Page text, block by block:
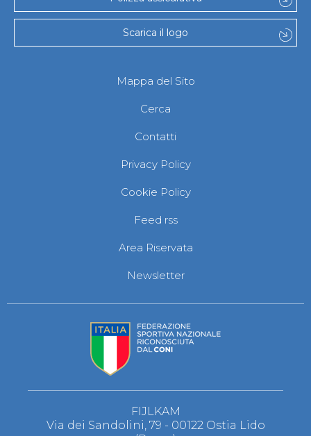
Scarica il logo
Mappa del Sito
Cerca
Contatti
Privacy Policy
Cookie Policy
Feed rss
Area Riservata
Newsletter
FIJLKAM
Via dei Sandolini, 79 - 00122 Ostia Lido